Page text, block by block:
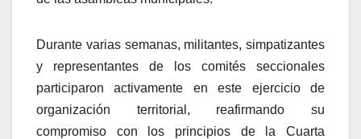
Durante varias semanas, militantes, simpatizantes
y representantes de los comités seccionales
participaron activamente en este ejercicio de
organización territorial, reafirmando su
compromiso con los principios de la Cuarta